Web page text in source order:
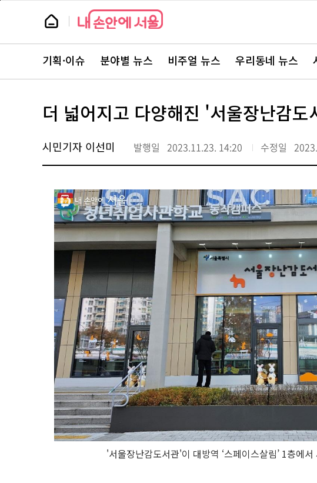
본
뉴
스
뉴
스
주
서
바
로
기획·이슈 분야별 뉴스 비주얼 뉴스 우리동네 뉴스
더 넓어지고 다양해진 '서울장난감
시민기자 이선미 발행일 2023.11.23. 14:20 수정일
'서울장난감도서관'이 대방역 ‘스페이스살림’ 1층에
페